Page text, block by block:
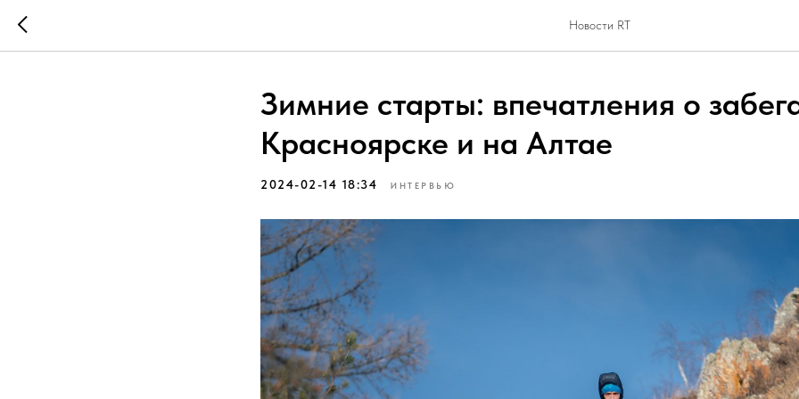
Новости RT
Зимние старты: впечатления о
Красноярске и на Алтае
2024-02-14 18:34 ИНТЕРВЬЮ